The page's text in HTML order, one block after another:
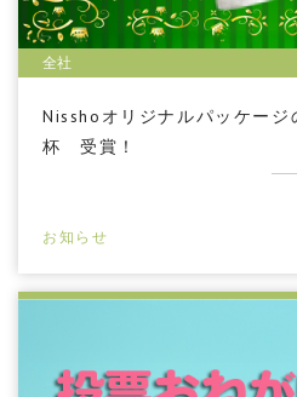
全社
Nisshoオリジナルパッケージ
杯 受賞！
お知らせ